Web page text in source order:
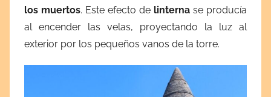
los muertos. Este efecto de linterna se producía
al encender las velas, proyectando la luz al
exterior por los pequeños vanos de la torre.